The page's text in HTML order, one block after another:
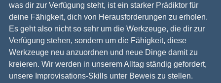
was dir zur Verfügung steht, ist ein starker Prädiktor für
deine Fähigkeit, dich von Herausforderungen zu erholen.
Es geht also nicht so sehr um die Werkzeuge, die dir zur
Verfügung stehen, sondern um die Fähigkeit, diese
Werkzeuge neu anzuordnen und neue Dinge damit zu
kreieren. Wir werden in unserem Alltag ständig gefordert,
unsere Improvisations-Skills unter Beweis zu stellen.